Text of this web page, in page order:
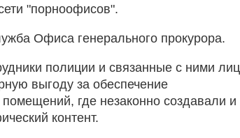
"порноофисов".
Офиса генерального прокурора.
полиции и связанные с ними
выгоду за обеспечение
где незаконно создавали и
контент.